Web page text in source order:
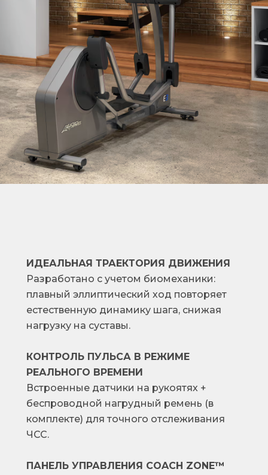
ИДЕАЛЬНАЯ ТРАЕКТОРИЯ ДВИЖЕНИЯ
Разработано с учетом биомеханики:
плавный эллиптический ход повторяет
естественную динамику шага, снижая
нагрузку на суставы.
КОНТРОЛЬ ПУЛЬСА В РЕЖИМЕ
РЕАЛЬНОГО ВРЕМЕНИ
Встроенные датчики на рукоятях +
беспроводной нагрудный ремень (в
комплекте) для точного отслеживания
ЧСС.
ПАНЕЛЬ УПРАВЛЕНИЯ COACH ZONE™